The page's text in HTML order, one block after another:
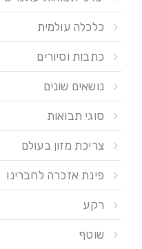
כלכלה עולמית
כתבות וסיורים
נושאים שונים
סוגי תבואות
צריכת מזון בעולם
פינת אזכרה לחברינו
רקע
שוטף